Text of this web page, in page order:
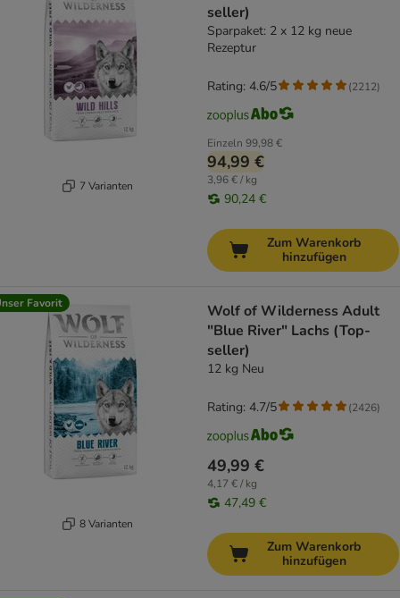
7 Varianten
seller)
Sparpaket: 2 x 12 kg neue
Rezeptur
Einzeln 99,98 €
94,99 €
3,96 € / kg
90,24 €
Rating: 4.6/5 (2212)
Zum Warenkorb
hinzufügen
Favorit
8 Varianten
Wolf of Wilderness Adult
"Blue River" Lachs (Top-
seller)
12 kg Neu
49,99 €
4,17 € / kg
47,49 €
Rating: 4.7/5 (2426)
Zum Warenkorb
hinzufügen